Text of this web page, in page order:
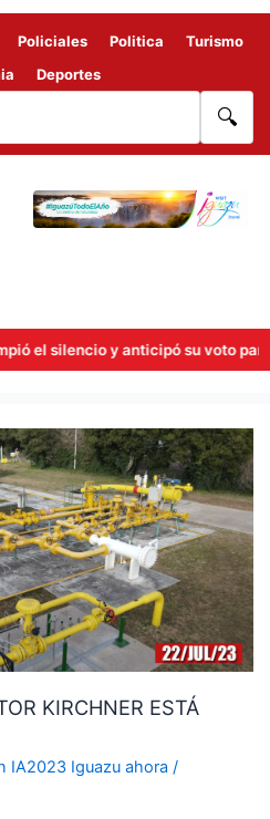
Policiales Politica
Turismo
Deportes
🔍
y anticipó su voto para el
KIRCHNER ESTÁ
IA2023 Iguazu ahora /